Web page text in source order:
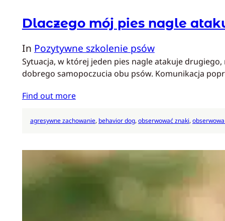
Dlaczego mój pies nagle
In Pozytywne szkolenie psów
Sytuacja, w której jeden pies nagle atakuje
dobrego samopoczucia obu psów. Komunikacja
Find out more
agresywne zachowanie, behavior dog, obserwować znaki,